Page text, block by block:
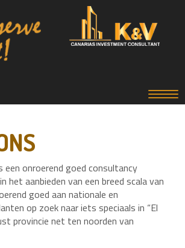
een onroerend goed consultancy
het aanbieden van een breed scala van
goed aan nationale en
op zoek naar iets speciaals in “El
provincie net ten noorden van